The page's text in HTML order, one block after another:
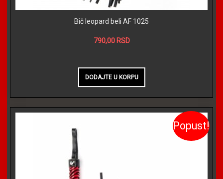
Bič leopard beli AF 1025
790,00 RSD
Popust!